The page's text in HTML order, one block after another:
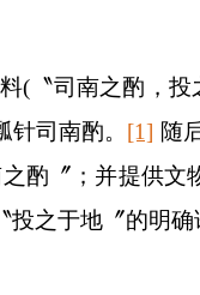
( 〝司南之酌，
司南酌。 [1] 随
酌〞；并提供文
之于地〞的明确